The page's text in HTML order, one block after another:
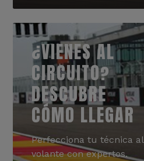
¿VIENES AL
CIRCUITO?
DESCUBRE
CÓMO LLEGAR
Perfecciona tu técnica al
volante con expertos.